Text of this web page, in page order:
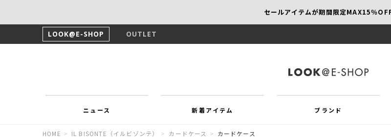
セールアイテムが期間限定MAX15％
LOOK@E-SHOP OUTLET
ニュース 新着アイテム ブランド
HOME > IL BISONTE（イルビゾンテ） > カードケース > カードケース